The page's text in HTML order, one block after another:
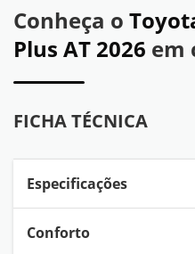
Conheça o
Plus AT 2026 em
FICHA TÉCNICA
Especificações
Conforto